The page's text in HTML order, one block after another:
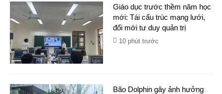
Giáo dục trước thềm năm học
mới: Tái cấu trúc mạng lưới,
đổi mới tư duy quản trị
10 phút trước
Bão Dolphin gây ảnh hưởng